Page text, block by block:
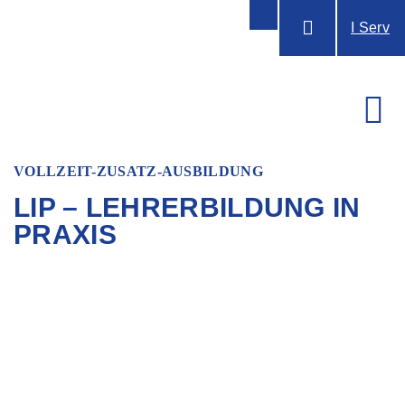
I Serv
VOLLZEIT-ZUSATZ-AUSBILDUNG
LIP – LEHRERBILDUNG IN
PRAXIS